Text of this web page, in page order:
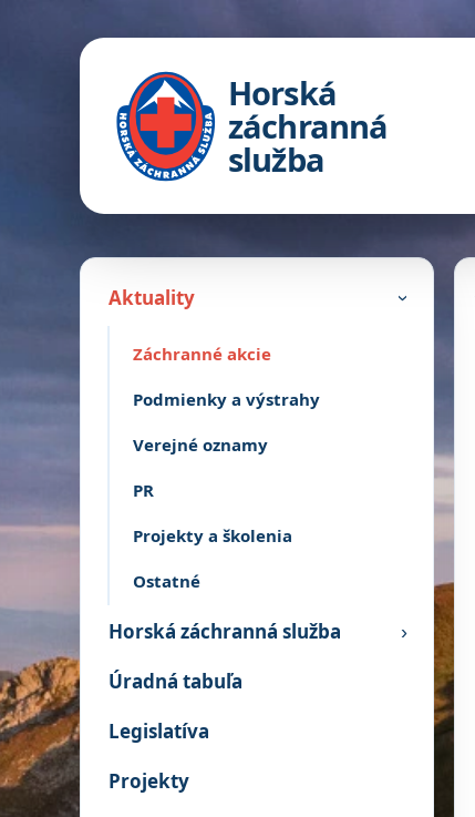
Horská
záchranná
služba
Aktuality ›
Záchranné akcie
Podmienky a výstrahy
Verejné oznamy
PR
Projekty a školenia
Ostatné
Horská záchranná služba ›
Úradná tabuľa
Legislatíva
Projekty